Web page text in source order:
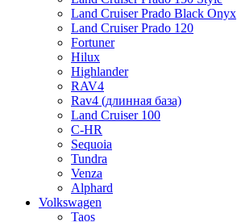
Land Cruiser Prado Black Onyx
Land Cruiser Prado 120
Fortuner
Hilux
Highlander
RAV4
Rav4 (длинная база)
Land Cruiser 100
C-HR
Sequoia
Tundra
Venza
Alphard
Volkswagen
Taos